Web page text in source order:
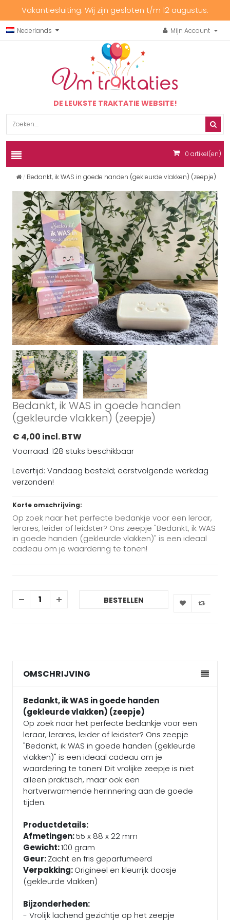
Vakantiesluiting: Wij zijn gesloten t/m 12 augustus.
Nederlands Mijn Account
DE LEUKSTE TRAKTATIE WEBSITE!
0 artikel(en)
Bedankt, ik WAS in goede handen (gekleurde vlakken) (zeepje)
Bedankt, ik WAS in goede handen
(gekleurde vlakken) (zeepje)
€ 4,00 incl. BTW
Voorraad: 128 stuks beschikbaar
Levertijd: Vandaag besteld; eerstvolgende werkdag
verzonden!
Korte omschrijving:
Op zoek naar het perfecte bedankje voor een leraar,
lerares, leider of leidster? Ons zeepje "Bedankt, ik WAS
in goede handen (gekleurde vlakken)" is een ideaal
cadeau om je waardering te tonen!
BESTELLEN
OMSCHRIJVING
Bedankt, ik WAS in goede handen
(gekleurde vlakken) (zeepje)
Op zoek naar het perfecte bedankje voor een
leraar, lerares, leider of leidster? Ons zeepje
"Bedankt, ik WAS in goede handen (gekleurde
vlakken)" is een ideaal cadeau om je
waardering te tonen! Dit vrolijke zeepje is niet
alleen praktisch, maar ook een
hartverwarmende herinnering aan de goede
tijden.
Productdetails:
Afmetingen:55 x 88 x 22 mm
Gewicht:100 gram
Geur:Zacht en fris geparfumeerd
Verpakking:Origineel en kleurrijk doosje
(gekleurde vlakken)
Bijzonderheden:
- Vrolijk lachend gezichtje op het zeepje